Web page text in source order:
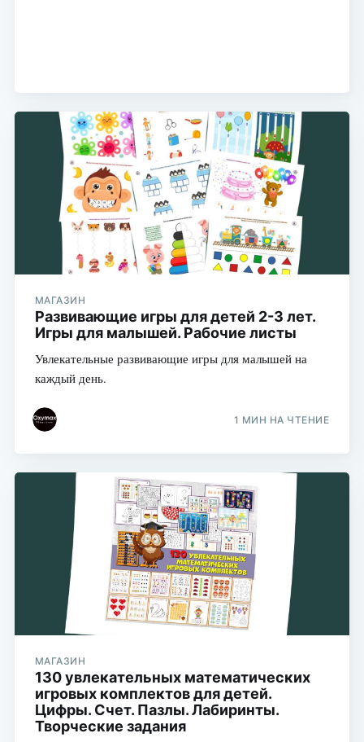
МАГАЗИН
Развивающие игры для детей 2-3 лет.
Игры для малышей. Рабочие листы
Увлекательные развивающие игры для малышей на
каждый день.
1 МИН НА ЧТЕНИЕ
МАГАЗИН
130 увлекательных математических
игровых комплектов для детей.
Цифры. Счет. Пазлы. Лабиринты.
Творческие задания
Подписаться